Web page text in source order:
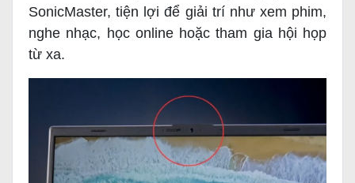
SonicMaster, tiện lợi để giải trí như xem phim,
nghe nhạc, học online hoặc tham gia hội họp
từ xa.